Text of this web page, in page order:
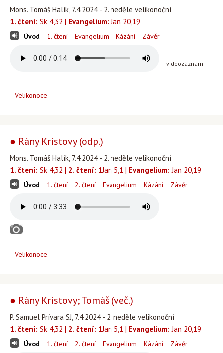
Mons. Tomáš Halík, 7.4.2024 - 2. neděle velikonoční
1. čtení: Sk 4,32 | Evangelium: Jan 20,19
Úvod 1. čtení Evangelium Kázání Závěr
videozáznam
Velikonoce
● Rány Kristovy (odp.)
Mons. Tomáš Halík, 7.4.2024 - 2. neděle velikonoční
1. čtení: Sk 4,32 | 2. čtení: 1Jan 5,1 | Evangelium: Jan 20,19
Úvod 1. čtení 2. čtení Evangelium Kázání Závěr
Velikonoce
● Rány Kristovy; Tomáš (več.)
P. Samuel Prívara SJ, 7.4.2024 - 2. neděle velikonoční
1. čtení: Sk 4,32 | 2. čtení: 1Jan 5,1 | Evangelium: Jan 20,19
Úvod 1. čtení 2. čtení Evangelium Kázání Závěr